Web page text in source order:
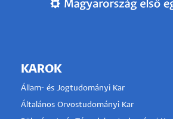
KAROK
Állam- és Jogtudományi Kar
Általános Orvostudományi Kar